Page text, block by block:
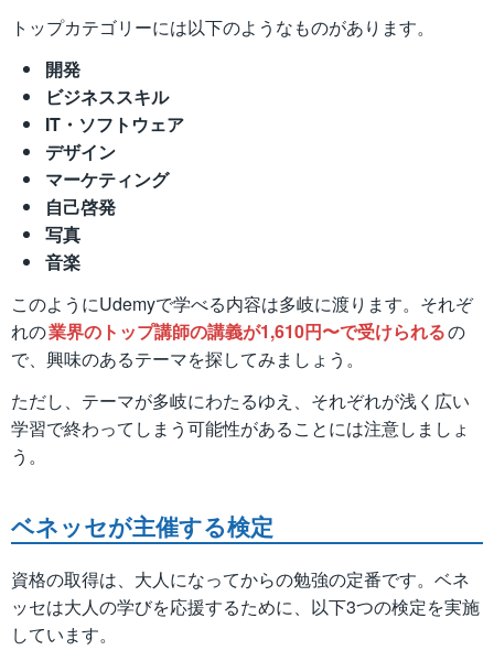
トップカテゴリーには以下のようなものがあります。
開発
ビジネススキル
IT・ソフトウェア
デザイン
マーケティング
自己啓発
写真
音楽
このようにUdemyで学べる内容は多岐に渡ります。それぞ
れの業界のトップ講師の講義が1,610円〜で受けられるの
で、興味のあるテーマを探してみましょう。
ただし、テーマが多岐にわたるゆえ、それぞれが浅く広い
学習で終わってしまう可能性があることには注意しましょ
う。
ベネッセが主催する検定
資格の取得は、大人になってからの勉強の定番です。ベネ
ッセは大人の学びを応援するために、以下3つの検定を実施
しています。